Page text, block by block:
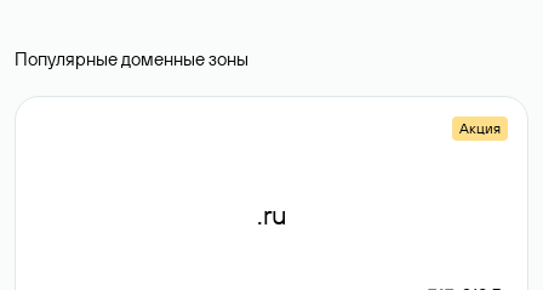
Популярные доменные зоны
Акция
.ru